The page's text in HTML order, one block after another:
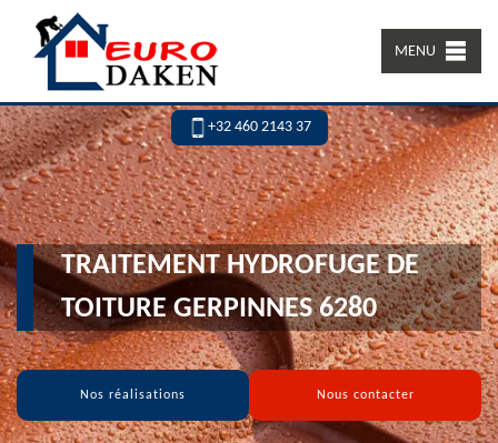
MENU
+32 460 2143 37
TRAITEMENT HYDROFUGE DE
TOITURE GERPINNES 6280
Nos réalisations Nous contacter